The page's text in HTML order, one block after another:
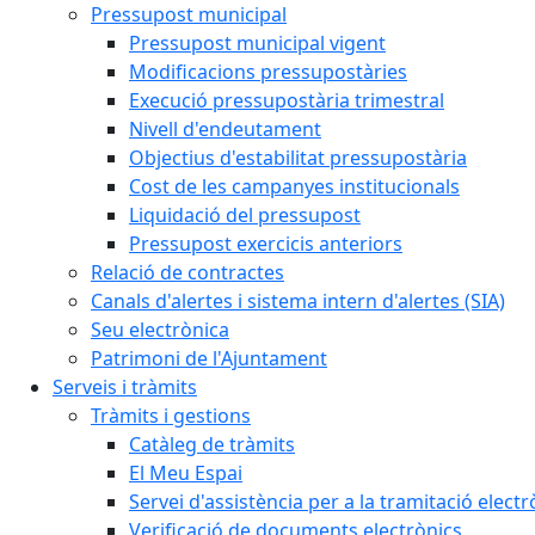
Pressupost municipal
Pressupost municipal vigent
Modificacions pressupostàries
Execució pressupostària trimestral
Nivell d'endeutament
Objectius d'estabilitat pressupostària
Cost de les campanyes institucionals
Liquidació del pressupost
Pressupost exercicis anteriors
Relació de contractes
Canals d'alertes i sistema intern d'alertes (SIA)
Seu electrònica
Patrimoni de l'Ajuntament
Serveis i tràmits
Tràmits i gestions
Catàleg de tràmits
El Meu Espai
Servei d'assistència per a la tramitació